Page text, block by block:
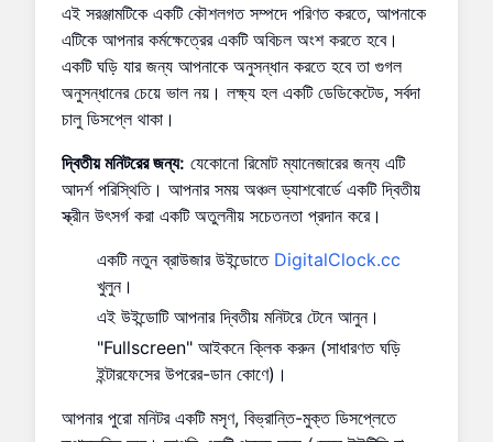
এই সরঞ্জামটিকে একটি কৌশলগত সম্পদে পরিণত করতে, আপনাকে
এটিকে আপনার কর্মক্ষেত্রের একটি অবিচল অংশ করতে হবে।
একটি ঘড়ি যার জন্য আপনাকে অনুসন্ধান করতে হবে তা গুগল
অনুসন্ধানের চেয়ে ভাল নয়। লক্ষ্য হল একটি ডেডিকেটেড, সর্বদা
চালু ডিসপ্লে থাকা।
দ্বিতীয় মনিটরের জন্য: যেকোনো রিমোট ম্যানেজারের জন্য এটি
আদর্শ পরিস্থিতি। আপনার সময় অঞ্চল ড্যাশবোর্ডে একটি দ্বিতীয়
স্ক্রীন উৎসর্গ করা একটি অতুলনীয় সচেতনতা প্রদান করে।
একটি নতুন ব্রাউজার উইন্ডোতে DigitalClock.cc
খুলুন।
এই উইন্ডোটি আপনার দ্বিতীয় মনিটরে টেনে আনুন।
"Fullscreen" আইকনে ক্লিক করুন (সাধারণত ঘড়ি
ইন্টারফেসের উপরের-ডান কোণে)।
আপনার পুরো মনিটর একটি মসৃণ, বিভ্রান্তি-মুক্ত ডিসপ্লেতে